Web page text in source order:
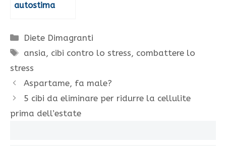
autostima
Categorie
Diete Dimagranti
Tag
ansia, cibi contro lo stress, combattere lo
stress
Aspartame, fa male?
5 cibi da eliminare per ridurre la cellulite
prima dell’estate